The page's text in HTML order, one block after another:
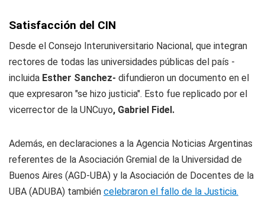
Satisfacción del CIN
Desde el Consejo Interuniversitario Nacional, que integran
rectores de todas las universidades públicas del país -
incluida Esther Sanchez- difundieron un documento en el
que expresaron "se hizo justicia". Esto fue replicado por el
vicerrector de la UNCuyo, Gabriel Fidel.
Además, en declaraciones a la Agencia Noticias Argentinas
referentes de la Asociación Gremial de la Universidad de
Buenos Aires (AGD-UBA) y la Asociación de Docentes de la
UBA (ADUBA) también celebraron el fallo de la Justicia.